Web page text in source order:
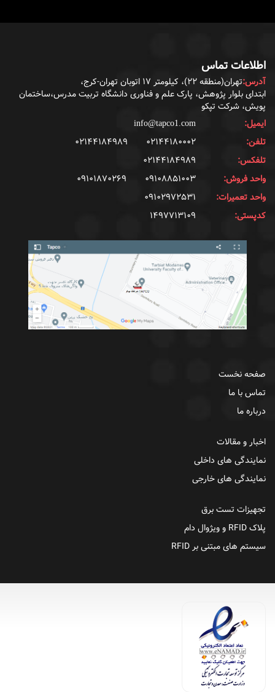
اطلاعات تماس
آدرس:تهران(منطقه ۲۲)، کیلومتر ۱۷ اتوبان تهران-کرج،
ابتدای بلوار پژوهش، پارک علم و فناوری دانشگاه تربیت مدرس،ساختمان
پویش، شرکت تپکو
ایمیل:
info@tapco1.com
تلفن: ۰۲۱۴۴۱۸۰۰۰۲
۰۲۱۴۴۱۸۴۹۸۹
تلفکس:
۰۲۱۴۴۱۸۴۹۸۹
واحد فروش:
۰۹۱۰۸۸۵۱۰۰۳
۰۹۱۰۱۸۷۰۲۶۹
واحد تعمیرات:
۰۹۱۰۲۹۷۲۵۳۱
کدپستی:
۱۴۹۷۷۱۳۱۰۹
صفحه نخست
تماس با ما
درباره ما
اخبار و مقالات
نمایندگی های داخلی
نمایندگی های خارجی
تجهیزات تست برق
پلاک RFID و ویژوال دام
سیستم های مبتنی بر RFID